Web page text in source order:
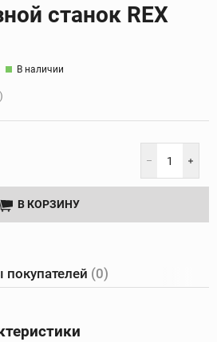
прямую ссылку
станок REX
В наличии
В КОРЗИНУ
(0)